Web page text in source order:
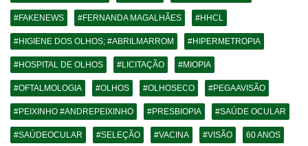
#FAKENEWS #FERNANDA MAGALHÃES #HHCL
#HIGIENE DOS OLHOS; #ABRILMARROM #HIPERMETROPIA
#HOSPITAL DE OLHOS #LICITAÇÃO #MIOPIA
#OFTALMOLOGIA #OLHOS #OLHOSECO #PEGAAVISÃO
#PEIXINHO #ANDREPEIXINHO #PRESBIOPIA #SAÚDE OCULAR
#SAÚDEOCULAR #SELEÇÃO #VACINA #VISÃO 60 ANOS